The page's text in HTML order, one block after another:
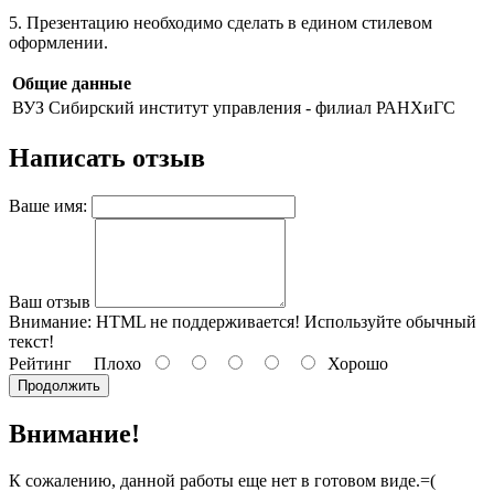
5. Презентацию необходимо сделать в едином стилевом
оформлении.
Общие данные
ВУЗ Сибирский институт управления - филиал РАНХиГС
Написать отзыв
Ваше имя:
Ваш отзыв
Внимание: HTML не поддерживается! Используйте обычный
текст!
Рейтинг Плохо Хорошо
Продолжить
Внимание!
К сожалению, данной работы еще нет в готовом виде.=(